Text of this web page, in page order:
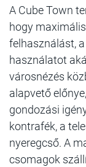
A Cube Town
hogy
felhasználást,
használatot
városnézés
alapvető
gondozási
kontrafék, a
nyeregcső. A
csomagok